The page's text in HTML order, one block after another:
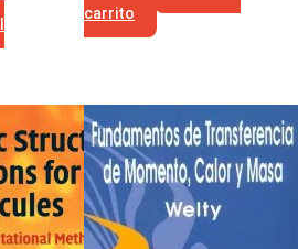
carrito